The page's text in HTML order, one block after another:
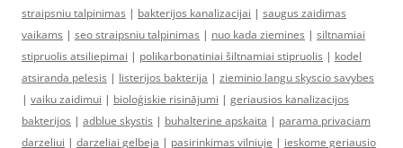
straipsniu talpinimas | bakterijos kanalizacijai | saugus zaidimas
vaikams | seo straipsniu talpinimas | nuo kada ziemines | siltnamiai
stipruolis atsiliepimai | polikarbonatiniai šiltnamiai stipruolis | kodel
atsiranda pelesis | listerijos bakterija | zieminio langu skyscio savybes
| vaiku zaidimui | bioloģiskie risinājumi | geriausios kanalizacijos
bakterijos | adblue skystis | buhalterine apskaita | parama privaciam
darzeliui | darzeliai gelbeja | pasirinkimas vilniuje | ieskome geriausio